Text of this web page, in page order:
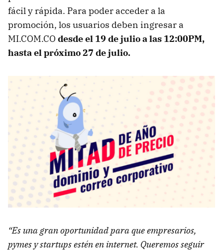
fácil y rápida. Para poder acceder a la
promoción, los usuarios deben ingresar a
MI.COM.CO desde el 19 de julio a las 12:00PM,
hasta el próximo 27 de julio.
“Es una gran oportunidad para que empresarios,
pymes y startups estén en internet. Queremos seguir